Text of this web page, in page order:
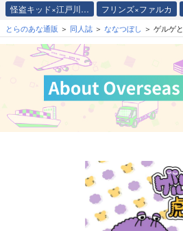
怪盗キッド×江戸川… フリンズ×ファルカ
とらのあな通販 同人誌 ななつぼし ゲルゲ